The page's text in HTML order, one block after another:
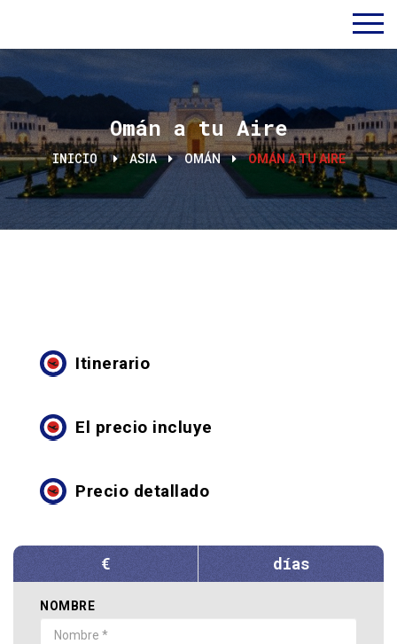
Omán a tu Aire
INICIO ASIA OMÁN OMÁN A TU AIRE
Itinerario
El precio incluye
Precio detallado
€ días
NOMBRE